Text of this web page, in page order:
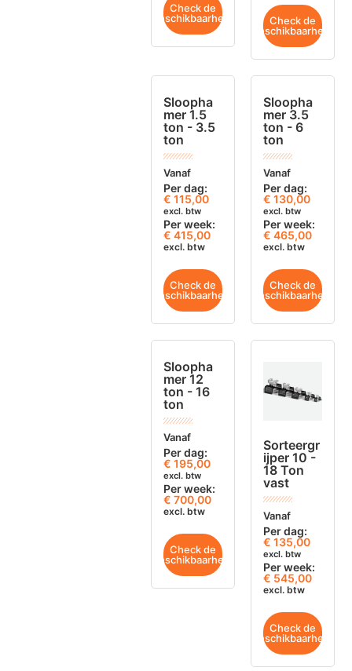
Check de
beschikbaarheid
Check de
beschikbaarheid
Sloopha
mer 1.5
ton - 3.5
ton
Vanaf
Per dag:
€ 115,00
excl. btw
Per week:
€ 415,00
excl. btw
Check de
beschikbaarheid
Sloopha
mer 3.5
ton - 6
ton
Vanaf
Per dag:
€ 130,00
excl. btw
Per week:
€ 465,00
excl. btw
Check de
beschikbaarheid
Sloopha
mer 12
ton - 16
ton
Vanaf
Per dag:
€ 195,00
excl. btw
Per week:
€ 700,00
excl. btw
Check de
beschikbaarheid
Sorteergr
ijper 10 -
18 Ton
vast
Vanaf
Per dag:
€ 135,00
excl. btw
Per week:
€ 545,00
excl. btw
Check de
beschikbaarheid